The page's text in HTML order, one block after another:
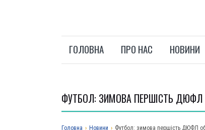
ГОЛОВНА ПРО НАС НОВИНИ
ФУТБОЛ: ЗИМОВА ПЕРШІСТЬ ДЮФЛ
Головна › Новини › Футбол: зимова першість ДЮФЛ